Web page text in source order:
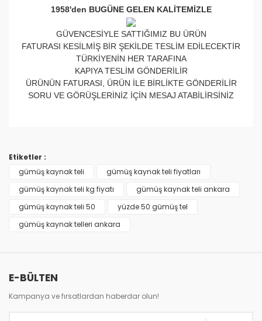
1958'den BUGÜNE GELEN KALİTEMİZLE
GÜVENCESİYLE SATTIĞIMIZ BU ÜRÜN
FATURASI KESİLMİŞ BİR ŞEKİLDE TESLİM EDİLECEKTİR
TÜRKİYENİN HER TARAFINA
KAPIYA TESLİM GÖNDERİLİR
ÜRÜNÜN FATURASI, ÜRÜN İLE BİRLİKTE GÖNDERİLİR
SORU VE GÖRÜŞLERİNİZ İÇİN MESAJ ATABİLİRSİNİZ
Yorum Yaz
formunu kullanarak tarafımıza iletebilirsiniz.
Ürün resmi kalitesiz, bozuk veya görüntülenemiyor.
Ürün açıklamasında eksik bilgiler bulunuyor.
Ürün bilgilerinde hatalar bulunuyor.
Etiketler :
gümüş kaynak teli
gümüş kaynak teli fiyatları
gümüş kaynak teli kg fiyatı
gümüş kaynak teli ankara
gümüş kaynak teli 50
yüzde 50 gümüş tel
gümüş kaynak telleri ankara
E-BÜLTEN
Kampanya ve fırsatlardan haberdar olun!